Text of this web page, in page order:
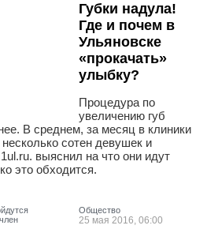
Губки надула!
Где и почем в
Ульяновске
«прокачать»
улыбку?
Процедура по
увеличению губ
В среднем, за месяц в клиники
сотен девушек и
выяснил на что они идут
это обходится.
Общество
25 мая 2016, 06:00